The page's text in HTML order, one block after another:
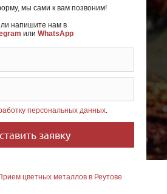
мы сами к вам позвоним!
напишите нам в
или WhatsApp
персональных данных.
цветных металлов в Реутове